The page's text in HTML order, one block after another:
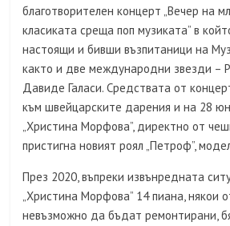
благотворителен концерт „Вечер на
класиката среща поп музиката” в
настоящи и бивши възпитаници на
както и две международни звезди –
Давиде Галаси. Средствата от
към швейцарските дарения и на 28
„Христина Морфова”, директно от
пристигна новият роял „Петроф”,
През 2020, въпреки извънредната
„Христина Морфова” 14 пиана, някои
невъзможно да бъдат ремонтирани,